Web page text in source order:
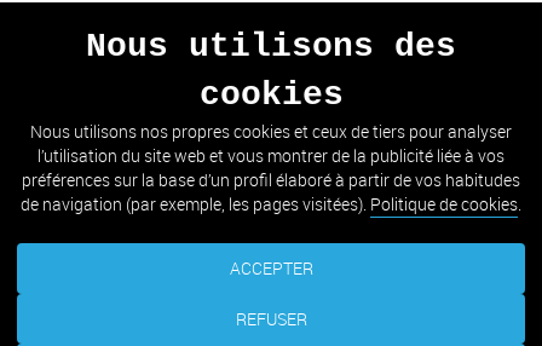
PRÉCÉDENT
ALLER À LA LISTE
Nous utilisons des
cookies
Nous utilisons nos propres cookies et ceux de tiers pour analyser
l’utilisation du site web et vous montrer de la publicité liée à vos
préférences sur la base d’un profil élaboré à partir de vos habitudes
de navigation (par exemple, les pages visitées). Politique de cookies.
REFUSER
ACCEPTER